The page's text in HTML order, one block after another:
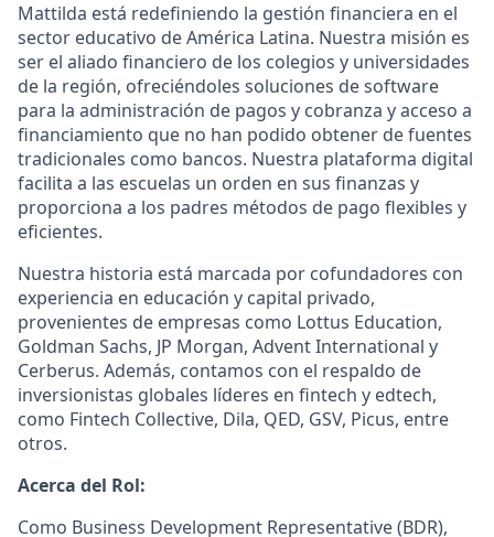
Mattilda está redefiniendo la gestión financiera en el
sector educativo de América Latina. Nuestra misión es
ser el aliado financiero de los colegios y universidades
de la región, ofreciéndoles soluciones de software
para la administración de pagos y cobranza y acceso a
financiamiento que no han podido obtener de fuentes
tradicionales como bancos. Nuestra plataforma digital
facilita a las escuelas un orden en sus finanzas y
proporciona a los padres métodos de pago flexibles y
eficientes.
Nuestra historia está marcada por cofundadores con
experiencia en educación y capital privado,
provenientes de empresas como Lottus Education,
Goldman Sachs, JP Morgan, Advent International y
Cerberus. Además, contamos con el respaldo de
inversionistas globales líderes en fintech y edtech,
como Fintech Collective, Dila, QED, GSV, Picus, entre
otros.
Acerca del Rol:
Como Business Development Representative (BDR),